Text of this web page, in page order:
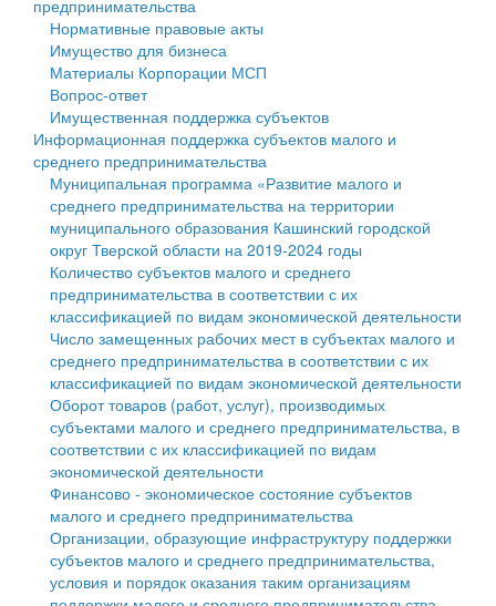
Государственные услуги
Промышленность и АПК
Экономика и бизнес
...
Символика
Устав
Гостям округа
Туризм
Культура
Образование
Здравоохранение
Социальная защита
Фотоальбом
муниципального округа Тверской области
Администрация Кашинского муниципального округа
Тверской области
Управление сельскими территориями
Открытые данные
Работа с обращениями граждан
Муниципальный контроль
Муниципальные услуги
Проекты административных регламентов
Антимонопольный комплаенс
Противодействие коррупции
Финансовое управление
Бюджет для граждан
Имущество
Выявление правообладателей ранее учтенных
объектов недвижимости
Имущественная поддержка субъектов малого и
среднего предпринимательства
Информационная поддержка субъектов малого и
среднего предпринимательства
Муниципальные программы
Контрольно-счетная палата
Персональные данные
Оценка регулирующего воздействия
предпринимательства
Нормативные правовые акты
Имущество для бизнеса
Материалы Корпорации МСП
Вопрос-ответ
Имущественная поддержка субъектов
Информационная поддержка субъектов малого и
среднего предпринимательства
Муниципальная программа «Развитие малого и
среднего предпринимательства на территории
муниципального образования Кашинский городской
округ Тверской области на 2019-2024 годы
Количество субъектов малого и среднего
предпринимательства в соответствии с их
классификацией по видам экономической деятельности
Число замещенных рабочих мест в субъектах малого и
среднего предпринимательства в соответствии с их
классификацией по видам экономической деятельности
Оборот товаров (работ, услуг), производимых
субъектами малого и среднего предпринимательства, в
соответствии с их классификацией по видам
экономической деятельности
Финансово - экономическое состояние субъектов
малого и среднего предпринимательства
Организации, образующие инфраструктуру поддержки
субъектов малого и среднего предпринимательства,
условия и порядок оказания таким организациям